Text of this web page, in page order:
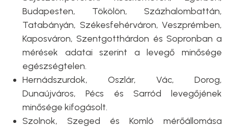
Budapesten, Tökölön, Százhalombattán,
Tatabányán, Székesfehérváron, Veszprémben,
Kaposváron, Szentgotthárdon és Sopronban a
mérések adatai szerint a levegő minősége
egészségtelen.
Hernádszurdok, Oszlár, Vác, Dorog,
Dunaújváros, Pécs és Sarród levegőjének
minősége kifogásolt.
Szolnok, Szeged és Komló mérőállomása